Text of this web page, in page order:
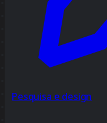
Pesquisa e design